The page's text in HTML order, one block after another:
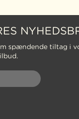
spændende tiltag i